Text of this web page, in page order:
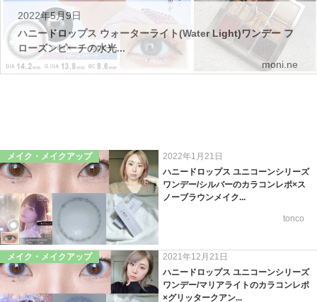
2022年5月9日
ハニードロップス ウォーターライト(Water Light)ワンデー フ
ローズンピーチの水光...
moni.ne
メイク・メイクアップ
2022年1月21日
ハニードロップス ユニコーンシリーズ
ワンデー/シルバーのカラコンレポ×ス
ノーブラウンメイク...
tonco
メイク・メイクアップ
2021年12月21日
ハニードロップス ユニコーンシリーズ
ワンデー/マリアライトのカラコンレポ
×グリッタークアン...